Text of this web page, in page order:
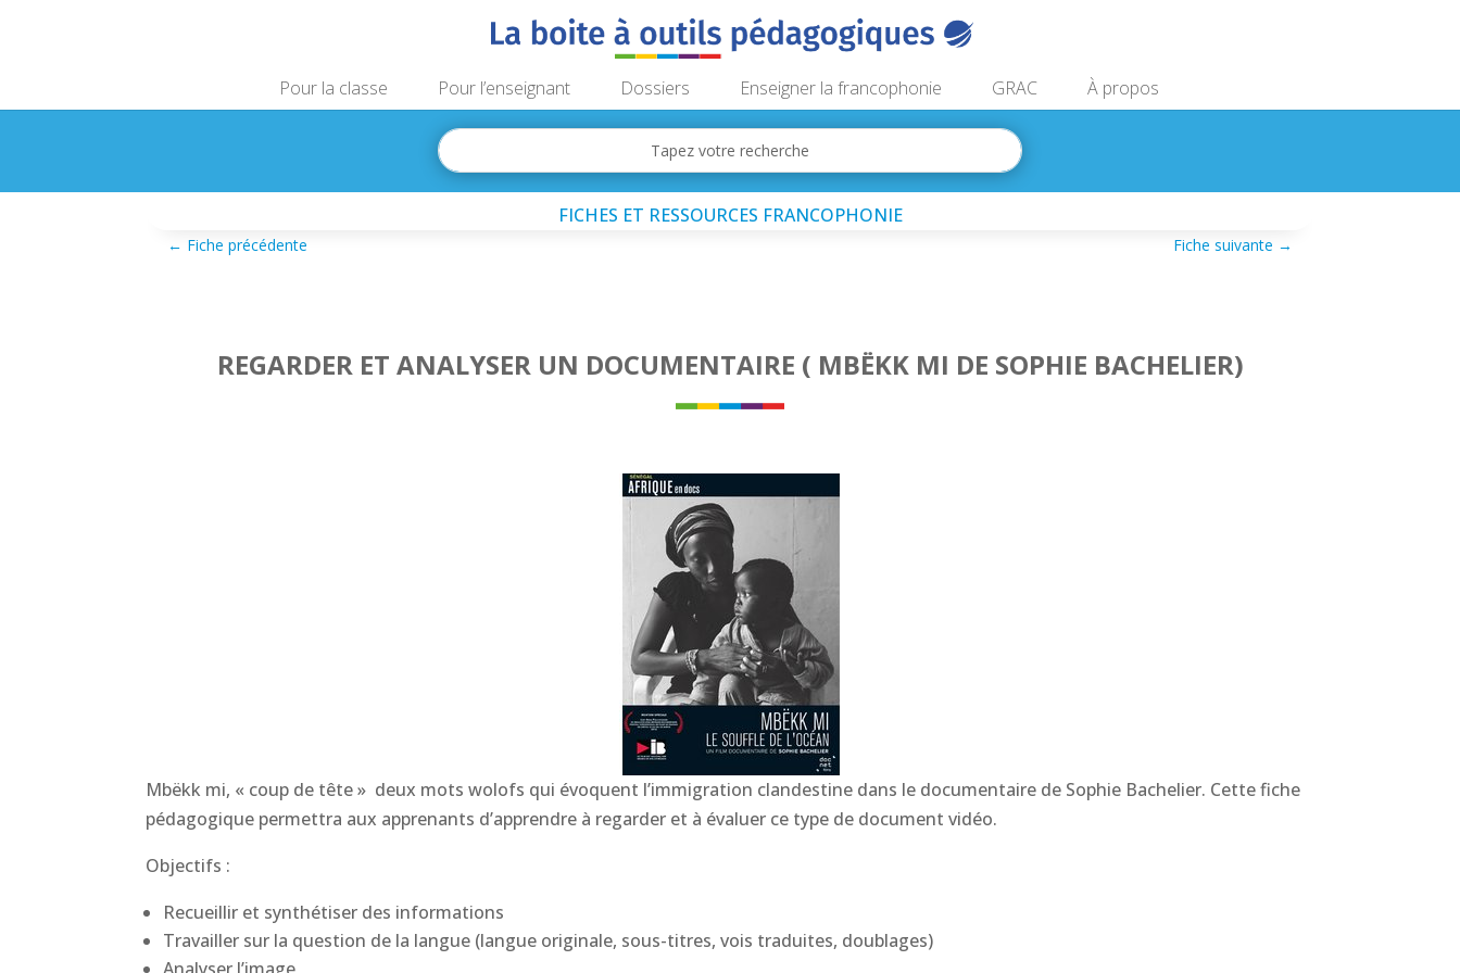
Pour la classe Pour l’enseignant Dossiers Enseigner la francophonie GRAC À propos
FICHES ET RESSOURCES FRANCOPHONIE
← Fiche précédente Fiche suivante →
REGARDER ET ANALYSER UN DOCUMENTAIRE ( MBËKK MI DE SOPHIE BACHELIER)
Mbëkk mi, « coup de tête » deux mots wolofs qui évoquent l’immigration clandestine dans le documentaire de Sophie Bachelier. Cette fiche
pédagogique permettra aux apprenants d’apprendre à regarder et à évaluer ce type de document vidéo.
Objectifs :
Recueillir et synthétiser des informations
Travailler sur la question de la langue (langue originale, sous-titres, vois traduites, doublages)